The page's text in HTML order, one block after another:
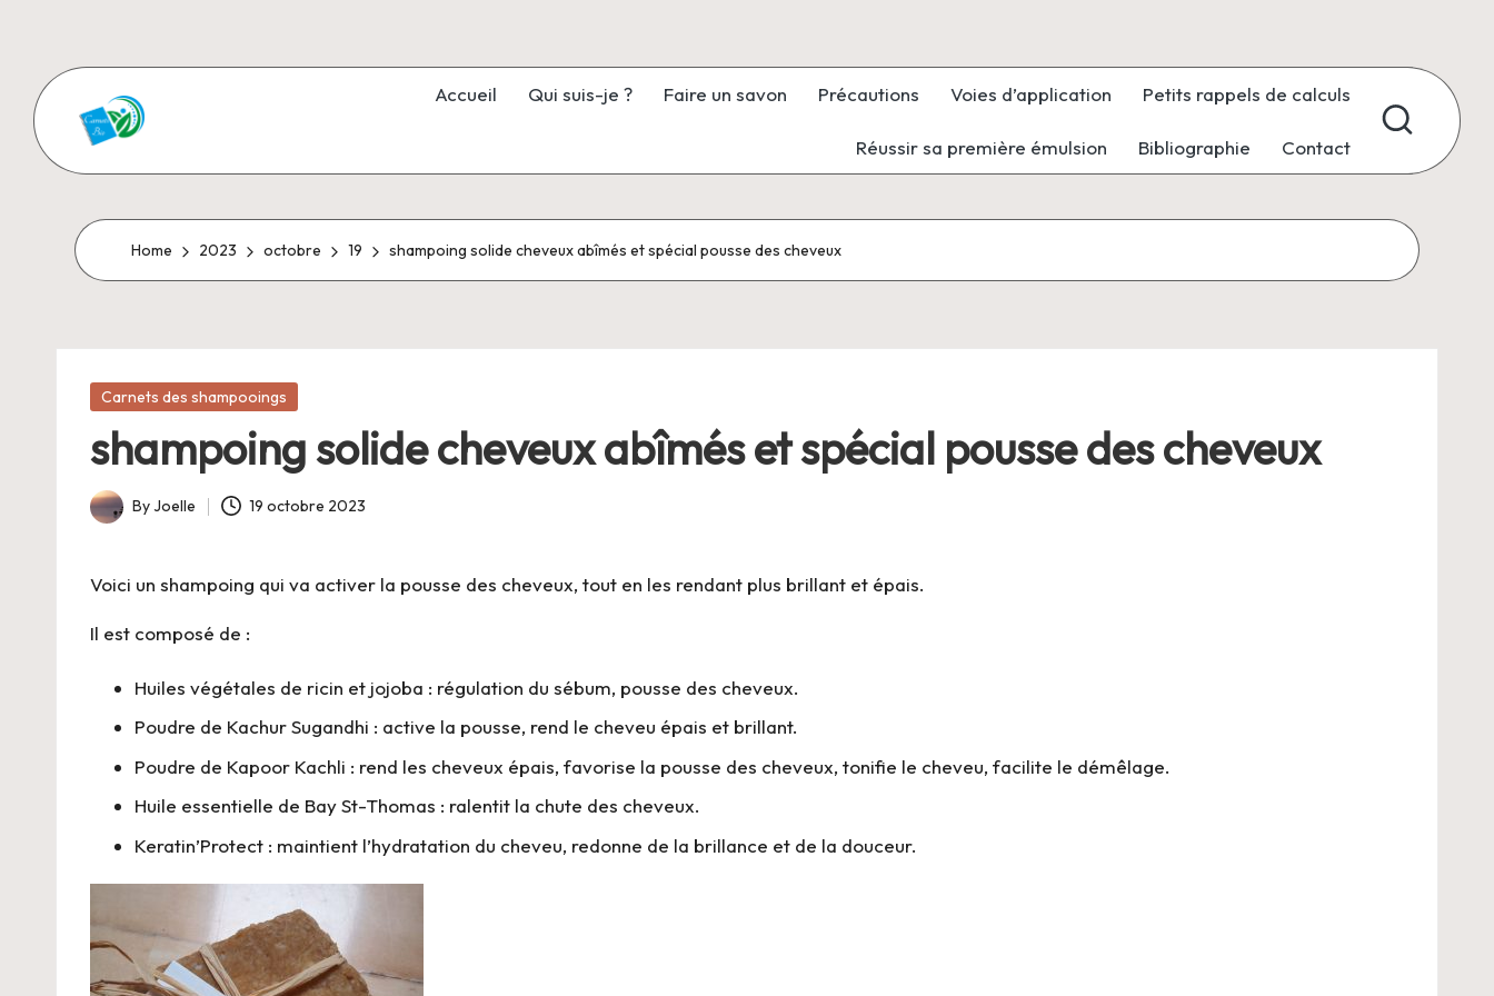
content
C
a
r
e
t
s
-
o
Cosmétiques
naturels
Accueil Qui suis-je ? Faire un savon Précautions Voies d’application Petits rappels de calculs
Réussir sa première émulsion Bibliographie Contact
Home 2023 octobre 19 shampoing solide cheveux abîmés et spécial pousse des cheveux
Posted
Carnets des shampooings
shampoing solide cheveux abîmés et spécial pousse des cheveux
Posted
ByJoelle 19 octobre 2023
Voici un shampoing qui va activer la pousse des cheveux, tout en les rendant plus brillant et épais.
Il est composé de :
Huiles végétales de ricin et jojoba : régulation du sébum, pousse des cheveux.
Poudre de Kachur Sugandhi : active la pousse, rend le cheveu épais et brillant.
Poudre de Kapoor Kachli : rend les cheveux épais, favorise la pousse des cheveux, tonifie le cheveu, facilite le démêlage.
Huile essentielle de Bay St-Thomas : ralentit la chute des cheveux.
Keratin’Protect : maintient l’hydratation du cheveu, redonne de la brillance et de la douceur.